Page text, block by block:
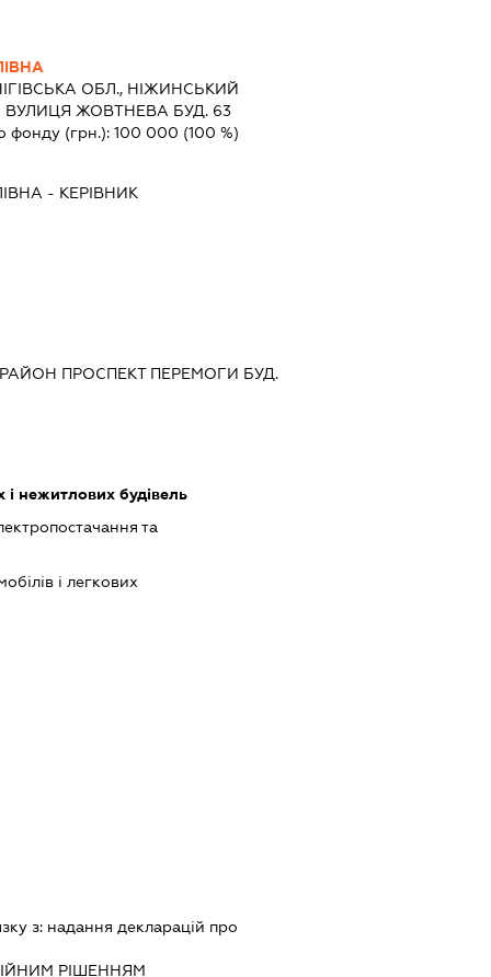
ОБЛ., НІЖИНСЬКИЙ
ЖОВТНЕВА БУД. 63
фонду (грн.): 100 000 (100 %)
- КЕРІВНИК
ПРОСПЕКТ ПЕРЕМОГИ БУД.
нежитлових будівель
та
і легкових
з: надання декларацiй про
РIШЕННЯМ